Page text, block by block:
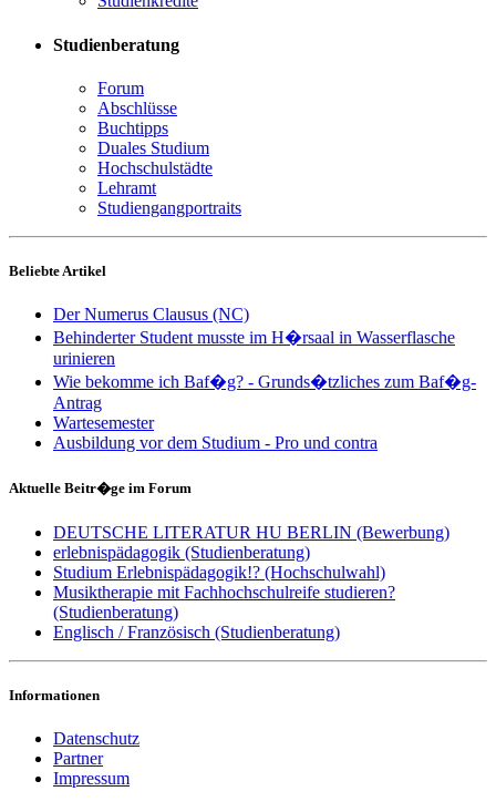
Studienberatung
Forum
Abschlüsse
Buchtipps
Duales Studium
Hochschulstädte
Lehramt
Studiengangportraits
Beliebte Artikel
Der Numerus Clausus (NC)
Behinderter Student musste im H�rsaal in Wasserflasche
urinieren
Wie bekomme ich Baf�g? - Grunds�tzliches zum Baf�g-
Antrag
Wartesemester
Ausbildung vor dem Studium - Pro und contra
Aktuelle Beitr�ge im Forum
DEUTSCHE LITERATUR HU BERLIN (Bewerbung)
erlebnispädagogik (Studienberatung)
Studium Erlebnispädagogik!? (Hochschulwahl)
Musiktherapie mit Fachhochschulreife studieren?
(Studienberatung)
Englisch / Französisch (Studienberatung)
Informationen
Datenschutz
Partner
Impressum